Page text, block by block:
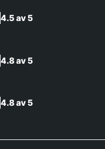
4.5 av 5
4.8 av 5
4.8 av 5